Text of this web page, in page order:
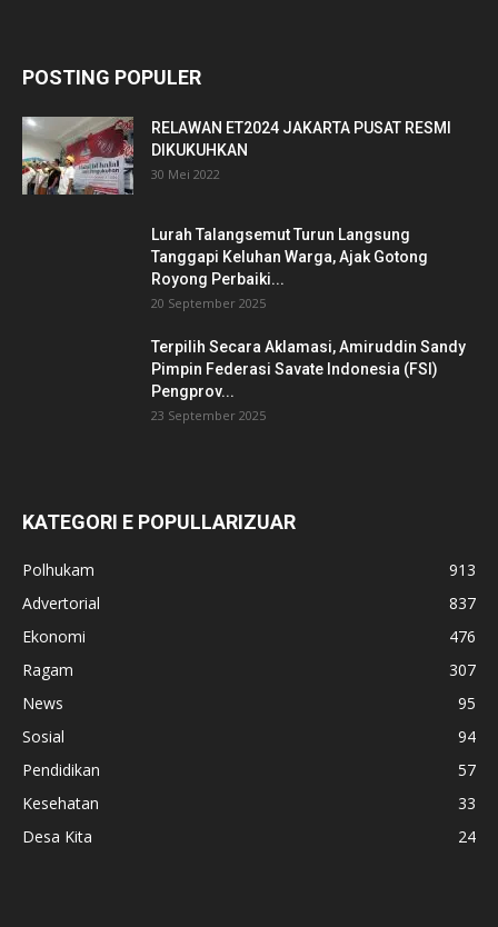
POSTING POPULER
RELAWAN ET2024 JAKARTA PUSAT RESMI
DIKUKUHKAN
30 Mei 2022
Lurah Talangsemut Turun Langsung
Tanggapi Keluhan Warga, Ajak Gotong
Royong Perbaiki...
20 September 2025
Terpilih Secara Aklamasi, Amiruddin Sandy
Pimpin Federasi Savate Indonesia (FSI)
Pengprov...
23 September 2025
KATEGORI E POPULLARIZUAR
Polhukam
913
Advertorial
837
Ekonomi
476
Ragam
307
News
95
Sosial
94
Pendidikan
57
Kesehatan
33
Desa Kita
24